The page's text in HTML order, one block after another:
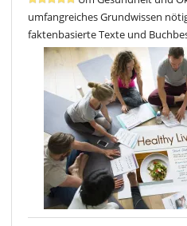
umfangreiches Grundwissen
faktenbasierte Texte und